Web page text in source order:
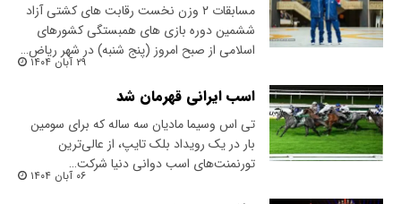
مسابقات ۲ وزن نخست رقابت های کشتی آزاد
ششمین دوره بازی های همبستگی کشورهای
اسلامی از صبح امروز (پنج شنبه) در شهر ریاض…
۲۹ آبان ۱۴۰۴
اسب ایرانی قهرمان شد
تی اس وسیما مادیان سه ساله که برای سومین
بار در یک رویداد بلک تایپ، از عالی‌ترین
تورنمنت‌های اسب دوانی دنیا شرکت…
۰۶ آبان ۱۴۰۴